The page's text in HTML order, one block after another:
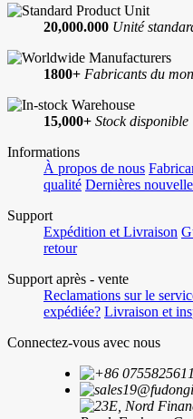
20,000.000 Unité
1800+ Fabricants du
15,000+ Stock disponible
Informations
À propos de nous
qualité Dernières
Support
Expédition et Livraison
retour
Support après - vente
Reclamations sur le
expédiée? Livraison et
Connectez-vous avec nous